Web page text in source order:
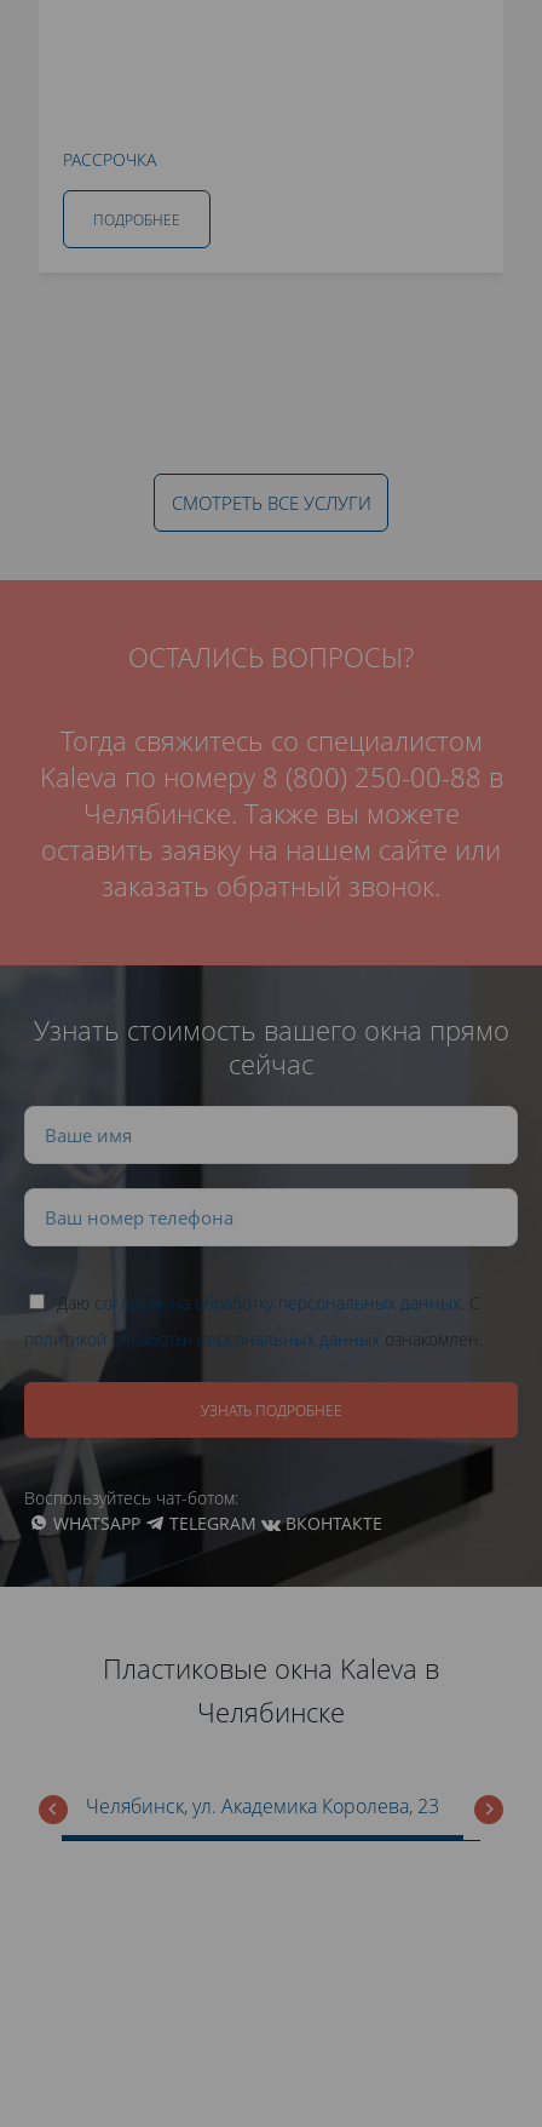
РАССРОЧКА
ПОДРОБНЕЕ
СМОТРЕТЬ ВСЕ УСЛУГИ
ОСТАЛИСЬ ВОПРОСЫ?
Тогда свяжитесь со специалистом
Kaleva по номеру 8 (800) 250-00-88 в
Челябинске. Также вы можете
оставить заявку на нашем сайте или
заказать обратный звонок.
Узнать стоимость вашего окна прямо
сейчас
Даю согласие на обработку персональных данных . С
политикой обработки персональных данных ознакомлен.
УЗНАТЬ ПОДРОБНЕЕ
Воспользуйтесь чат-ботом:
WHATSAPP
TELEGRAM ВКОНТАКТЕ
Пластиковые окна Kaleva в
Челябинске
Челябинск, ул. Академика Королева, 23